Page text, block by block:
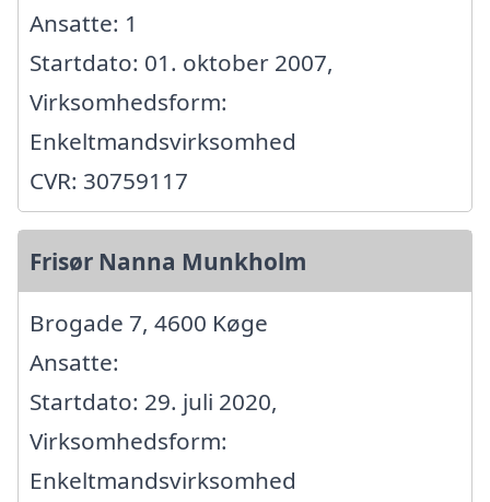
Ansatte: 1
Startdato: 01. oktober 2007,
Virksomhedsform:
Enkeltmandsvirksomhed
CVR: 30759117
Frisør Nanna Munkholm
Brogade 7, 4600 Køge
Ansatte:
Startdato: 29. juli 2020,
Virksomhedsform:
Enkeltmandsvirksomhed